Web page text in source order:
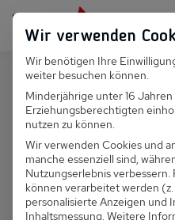
Persönlich für dich da: +49
Suchfeld
D 012.017 -
32
Wir verwenden
Wir benötigen Ihre
weiter besuchen können.
Minderjährige unter 16
Erziehungsberechtigten
nutzen zu können.
Wir verwenden Cookies und
manche essenziell sind,
Nutzungserlebnis verbessern.
können verarbeitet werden
personalisierte Anzeigen und
Inhaltsmessung. Weitere